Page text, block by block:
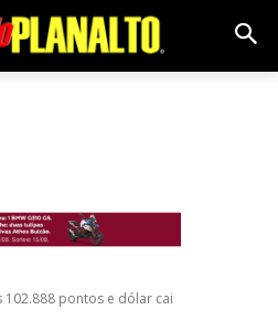
102.888 pontos e dólar cai